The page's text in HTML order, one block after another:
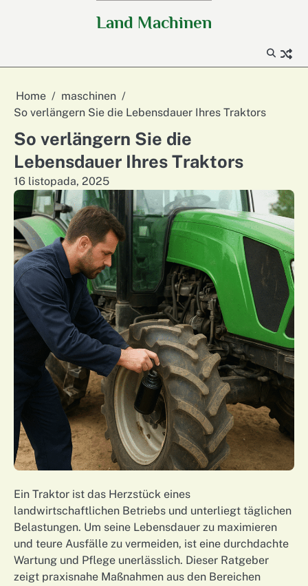
Land Machinen
Home
maschinen
So verlängern Sie die Lebensdauer Ihres Traktors
So verlängern Sie die
Lebensdauer Ihres Traktors
16 listopada, 2025
Ein Traktor ist das Herzstück eines
landwirtschaftlichen Betriebs und unterliegt täglichen
Belastungen. Um seine Lebensdauer zu maximieren
und teure Ausfälle zu vermeiden, ist eine durchdachte
Wartung und Pflege unerlässlich. Dieser Ratgeber
zeigt praxisnahe Maßnahmen aus den Bereichen